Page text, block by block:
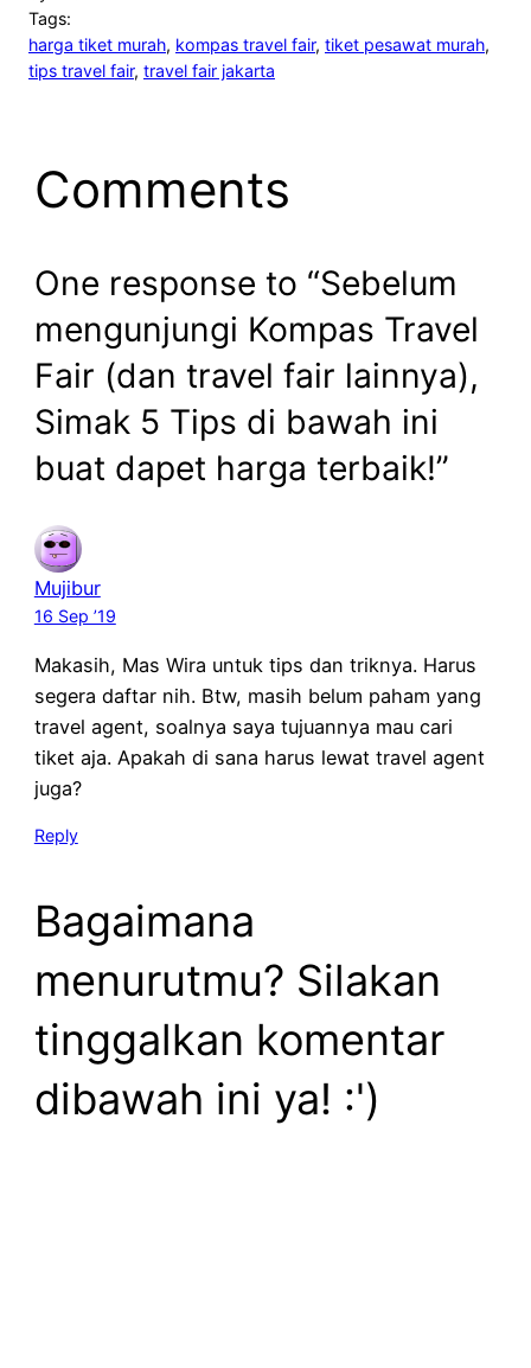
Tags:
harga tiket murah, kompas travel fair, tiket pesawat murah
tips travel fair, travel fair jakarta
Comments
One response to “Sebelum
mengunjungi Kompas Travel
Fair (dan travel fair lainnya),
Simak 5 Tips di bawah ini
buat dapet harga terbaik!”
Mujibur
16 Sep ’19
Makasih, Mas Wira untuk tips dan triknya. Harus
segera daftar nih. Btw, masih belum paham yang
travel agent, soalnya saya tujuannya mau cari
tiket aja. Apakah di sana harus lewat travel agent
juga?
Reply
Bagaimana
menurutmu? Silakan
tinggalkan komentar
dibawah ini ya! :')